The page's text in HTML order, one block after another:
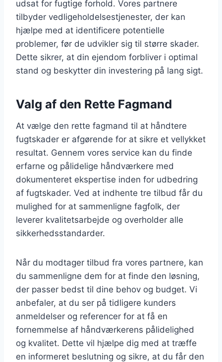
udsat for fugtige forhold. Vores partnere
tilbyder vedligeholdelsestjenester, der kan
hjælpe med at identificere potentielle
problemer, før de udvikler sig til større skader.
Dette sikrer, at din ejendom forbliver i optimal
stand og beskytter din investering på lang sigt.
Valg af den Rette Fagmand
At vælge den rette fagmand til at håndtere
fugtskader er afgørende for at sikre et vellykket
resultat. Gennem vores service kan du finde
erfarne og pålidelige håndværkere med
dokumenteret ekspertise inden for udbedring
af fugtskader. Ved at indhente tre tilbud får du
mulighed for at sammenligne fagfolk, der
leverer kvalitetsarbejde og overholder alle
sikkerhedsstandarder.
Når du modtager tilbud fra vores partnere, kan
du sammenligne dem for at finde den løsning,
der passer bedst til dine behov og budget. Vi
anbefaler, at du ser på tidligere kunders
anmeldelser og referencer for at få en
fornemmelse af håndværkerens pålidelighed
og kvalitet. Dette vil hjælpe dig med at træffe
en informeret beslutning og sikre, at du får den